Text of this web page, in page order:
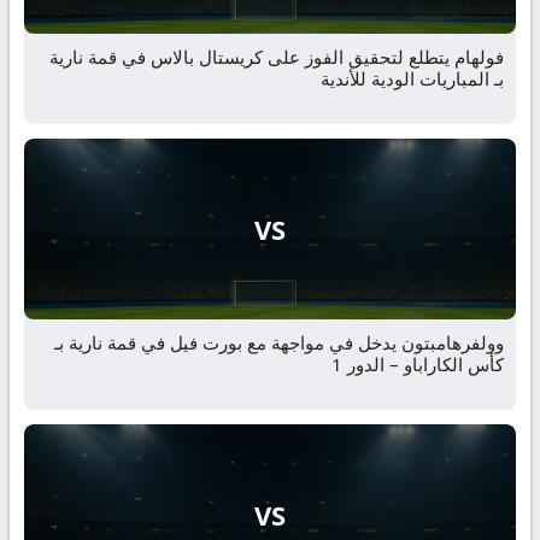
فولهام يتطلع لتحقيق الفوز على كريستال بالاس في قمة نارية
بـ المباريات الودية للأندية
VS
وولفرهامبتون يدخل في مواجهة مع بورت فيل في قمة نارية بـ
كأس الكاراباو – الدور 1
VS